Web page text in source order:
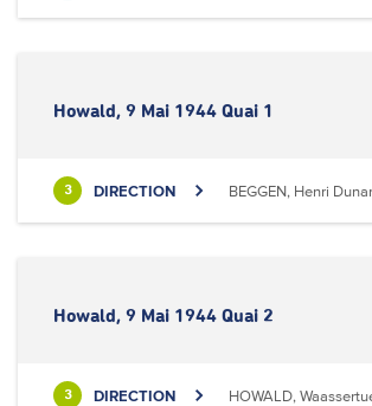
Howald, 9 Mai 1944 Quai 1
3 DIRECTION BEGGEN, Henri
Howald, 9 Mai 1944 Quai 2
3 DIRECTION HOWALD,